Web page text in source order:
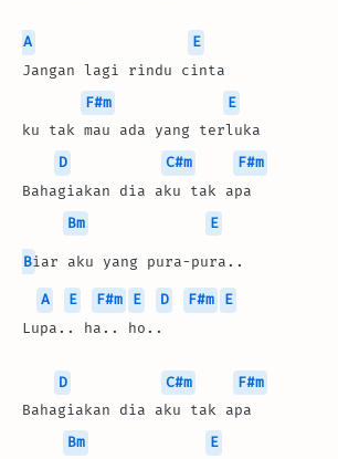
A
E
Jangan lagi rindu cinta
F#m
E
ku tak mau ada yang terluka
D
C#m
F#m
Bahagiakan dia aku tak apa
Bm
E
Biar aku yang pura-pura..
A E F#m E D F#m
E
Lupa.. ha.. ho..
D C#m
F#m
Bahagiakan dia aku tak apa
Bm
E